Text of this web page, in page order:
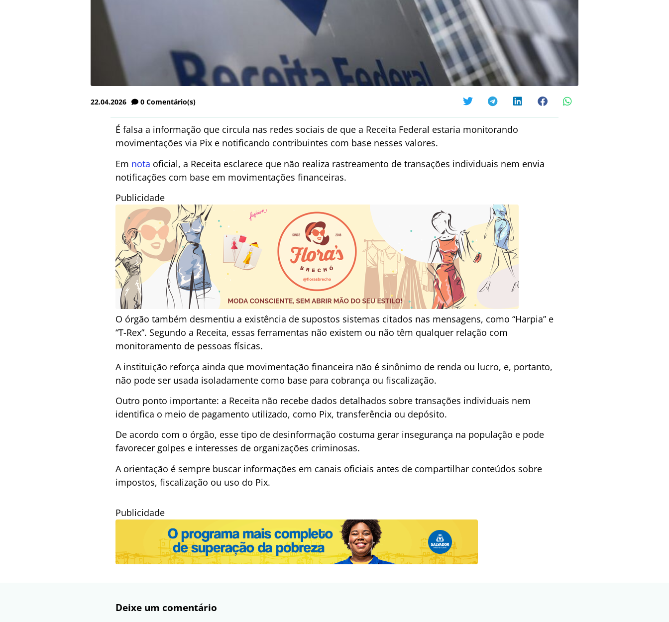
22.04.2026 0 Comentário(s)
É falsa a informação que circula nas redes sociais de que a Receita Federal estaria monitorando
movimentações via Pix e notificando contribuintes com base nesses valores.
Em nota oficial, a Receita esclarece que não realiza rastreamento de transações individuais nem envia
notificações com base em movimentações financeiras.
Publicidade
O órgão também desmentiu a existência de supostos sistemas citados nas mensagens, como “Harpia” e
“T-Rex”. Segundo a Receita, essas ferramentas não existem ou não têm qualquer relação com
monitoramento de pessoas físicas.
A instituição reforça ainda que movimentação financeira não é sinônimo de renda ou lucro, e, portanto,
não pode ser usada isoladamente como base para cobrança ou fiscalização.
Outro ponto importante: a Receita não recebe dados detalhados sobre transações individuais nem
identifica o meio de pagamento utilizado, como Pix, transferência ou depósito.
De acordo com o órgão, esse tipo de desinformação costuma gerar insegurança na população e pode
favorecer golpes e interesses de organizações criminosas.
A orientação é sempre buscar informações em canais oficiais antes de compartilhar conteúdos sobre
impostos, fiscalização ou uso do Pix.
Publicidade
Deixe um comentário